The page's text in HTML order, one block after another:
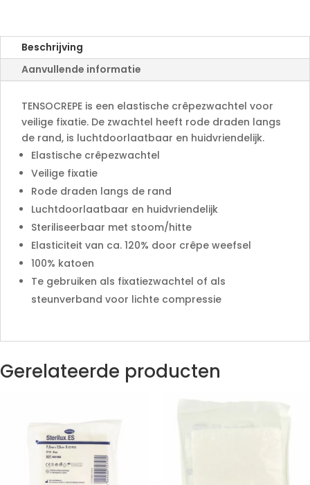
a
t
Beschrijving
Aanvullende informatie
TENSOCREPE is een elastische crêpezwachtel voor
veilige fixatie. De zwachtel heeft rode draden langs
de rand, is luchtdoorlaatbaar en huidvriendelijk.
Elastische crêpezwachtel
Veilige fixatie
Rode draden langs de rand
Luchtdoorlaatbaar en huidvriendelijk
Steriliseerbaar met stoom/hitte
Elasticiteit van ca. 120% door crêpe weefsel
100% katoen
Te gebruiken als fixatiezwachtel of als
steunverband voor lichte compressie
Gerelateerde producten